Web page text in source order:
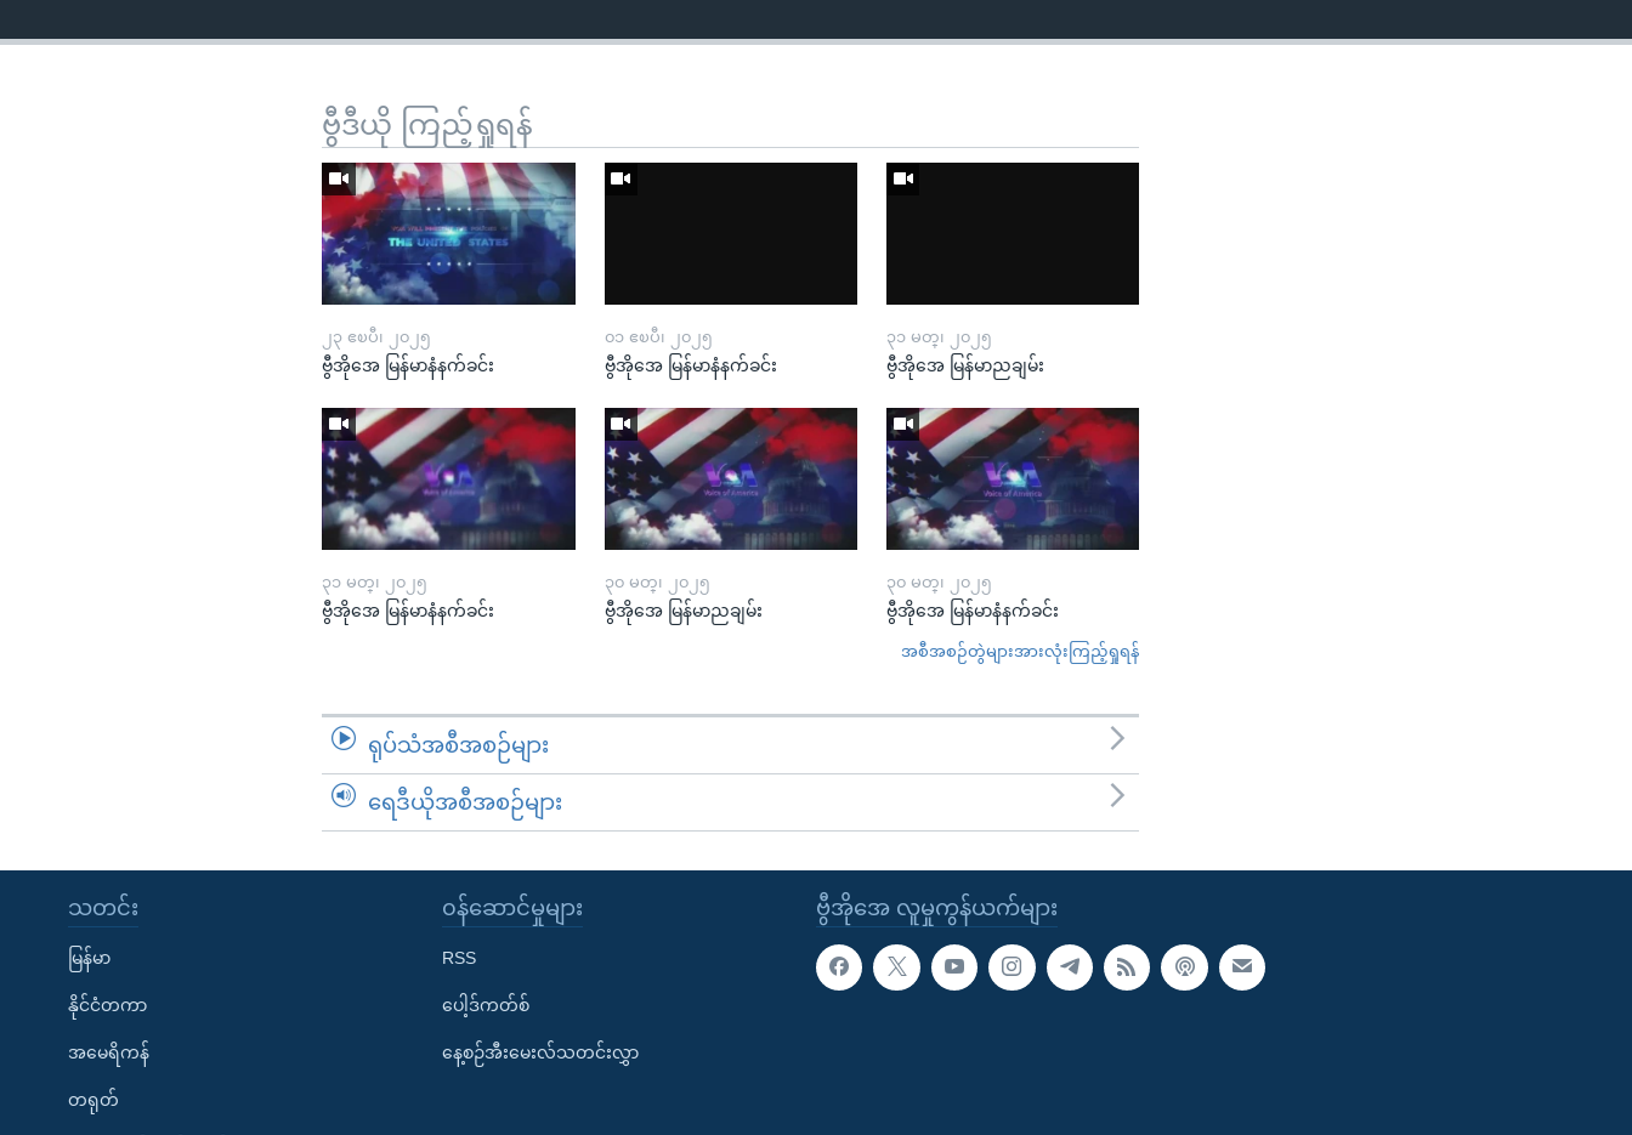
ဗွီဒီယို ကြည့်ရှုရန်
၂၃ ဧၿပီ၊ ၂၀၂၅
ဗွီအိုအေ မြန်မာနံနက်ခင်း
၀၁ ဧၿပီ၊ ၂၀၂၅
ဗွီအိုအေ မြန်မာနံနက်ခင်း
၃၁ မတ္၊ ၂၀၂၅
ဗွီအိုအေ မြန်မာညချမ်း
၃၁ မတ္၊ ၂၀၂၅
ဗွီအိုအေ မြန်မာနံနက်ခင်း
၃၀ မတ္၊ ၂၀၂၅
ဗွီအိုအေ မြန်မာညချမ်း
၃၀ မတ္၊ ၂၀၂၅
ဗွီအိုအေ မြန်မာနံနက်ခင်း
အစီအစဉ်တွဲများအားလုံးကြည့်ရှုရန်
ရုပ်သံအစီအစဉ်များ
ရေဒီယိုအစီအစဉ်များ
ဗွီအိုအေ လူမှုကွန်ယက်များ
သတင်း
မြန်မာ
နိုင်ငံတကာ
အမေရိကန်
တရုတ်
၀န်ဆောင်မှုများ
RSS
ပေါ့ဒ်ကတ်စ်
နေ့စဉ်အီးမေးလ်သတင်းလွှာ